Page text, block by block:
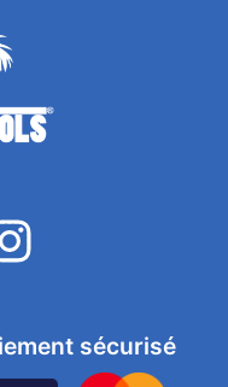
sécurisé